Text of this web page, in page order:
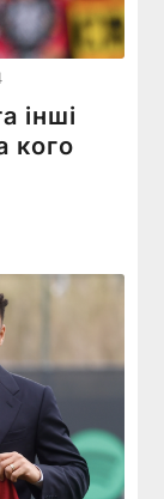
інші
кого